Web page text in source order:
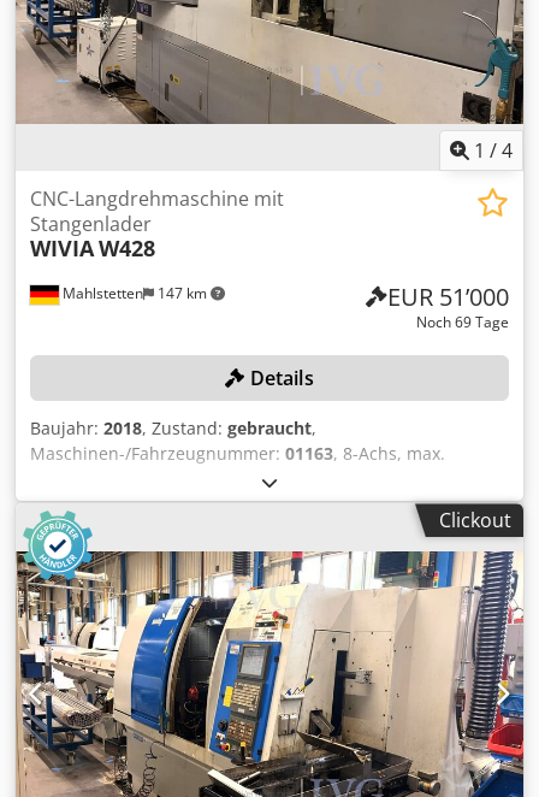
1 /4
Mahlstetten 147 km
CNC-Langdrehmaschine mit
Stangenlader
WIVIAW428
EUR 51’000
Noch 69 Tage
Details
Baujahr: 2018, Zustand: gebraucht,
Maschinen-/Fahrzeugnummer: 01163, 8-Achs, max.
Bearbeitungsdurchmesser: 42 mm, max. Drehlänge: 300
mm, mit Steuerung FANUC Series 32i-Model B,
Förderband, Späneförderer, Filter- und Kühleinheit,
linksseitiger Stangenlader BARLOAD Vito, Baujahr: 2018,
Serien-Nr.: 22181648, Ölkühlgerät HABOR, ohne
Werkzeuge Chsdozqy T Ajpfx Alyea
Clickout